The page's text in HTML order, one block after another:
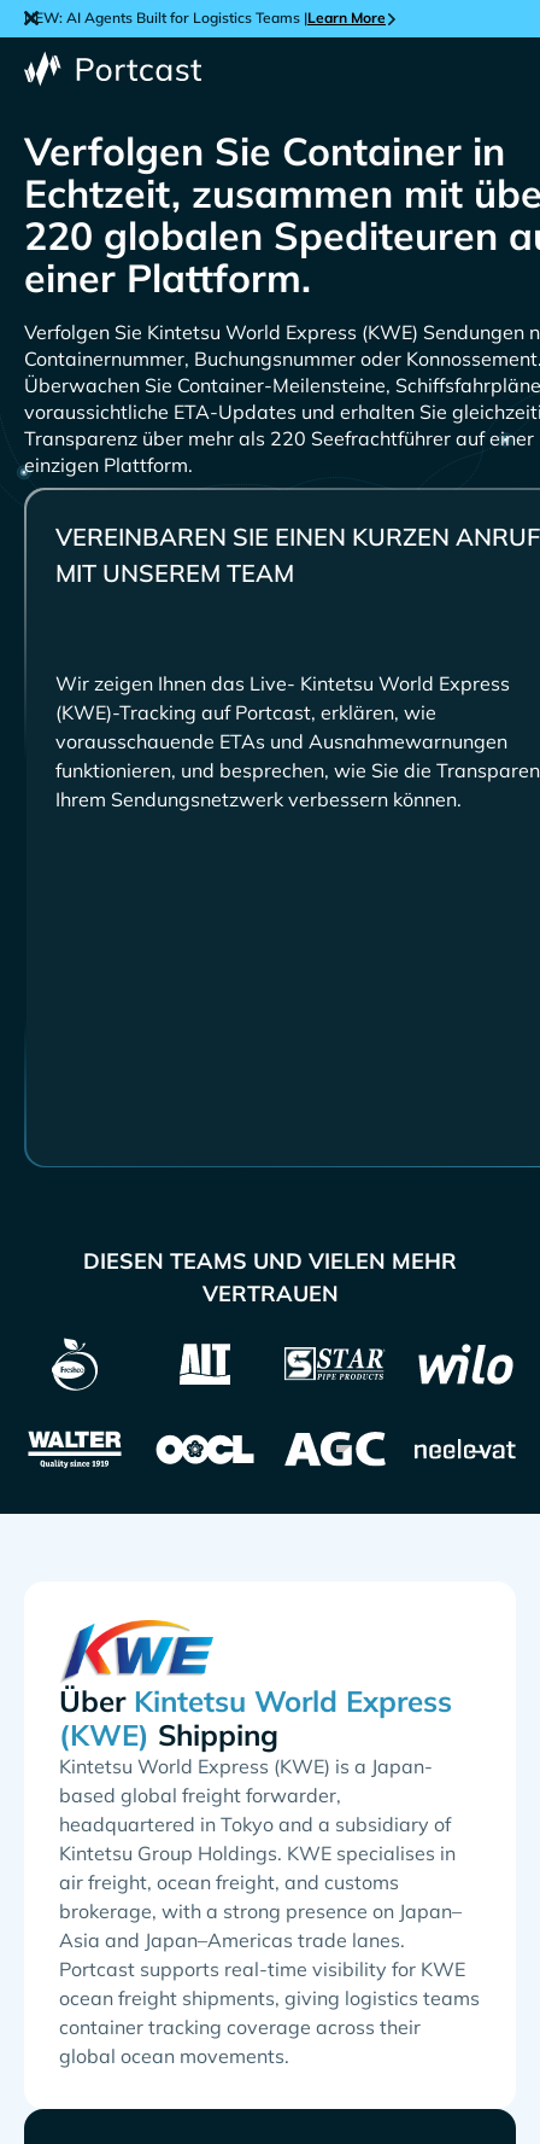
NEW: AI Agents Built for Logistics Teams |Learn More
Verfolgen Sie Container in
Echtzeit, zusammen mit
220 globalen Spediteuren
einer Plattform.
Verfolgen Sie
Sendungen
Containernummer, Buchungsnummer oder
Überwachen Sie Container-Meilensteine,
voraussichtliche ETA-Updates und erhalten Sie
Transparenz über mehr als 220 Seefrachtführer auf einer
einzigen Plattform.
VEREINBAREN SIE EINEN KURZEN ANRUF
MIT UNSEREM TEAM
Wir zeigen Ihnen das Live-
-Tracking auf Portcast, erklären, wie
vorausschauende ETAs und Ausnahmewarnungen
funktionieren, und besprechen, wie Sie die
Ihrem Sendungsnetzwerk verbessern können.
DIESEN TEAMS UND VIELEN MEHR
VERTRAUEN
Über
Shipping
Kintetsu World Express (KWE) is a Japan-
based global freight forwarder,
headquartered in Tokyo and a subsidiary of
Kintetsu Group Holdings. KWE specialises in
air freight, ocean freight, and customs
brokerage, with a strong presence on Japan–
Asia and Japan–Americas trade lanes.
Portcast supports real-time visibility for KWE
ocean freight shipments, giving logistics teams
container tracking coverage across their
global ocean movements.